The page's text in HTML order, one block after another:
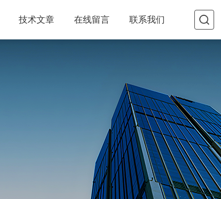
技术文章 在线留言 联系我们